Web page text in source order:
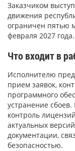
Заказчиком
движения
ограничен пятью
февраля 2027 года.
Что входит в
Исполнителю
прием заявок,
программного
устранение
контроль
актуальных
документации,
безопасностью.